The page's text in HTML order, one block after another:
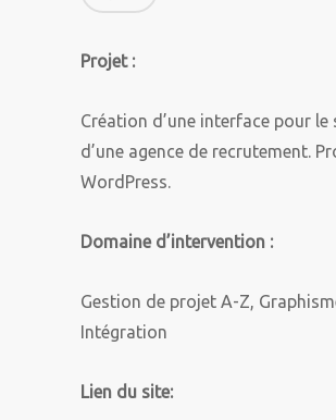
Projet :
Création d’une interface pour le
d’une agence de recrutement.
WordPress.
Domaine d’intervention :
Gestion de projet A-Z,
Intégration
Lien du site: